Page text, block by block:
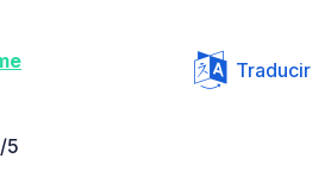
Traducir
5